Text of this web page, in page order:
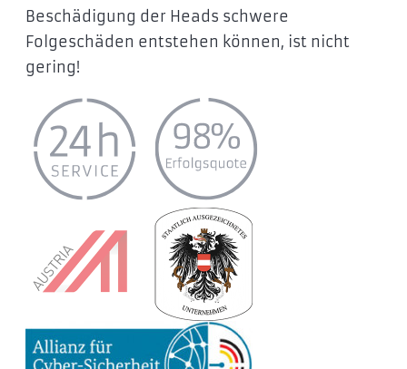
Beschädigung der Heads schwere
Folgeschäden entstehen können, ist nicht
gering!